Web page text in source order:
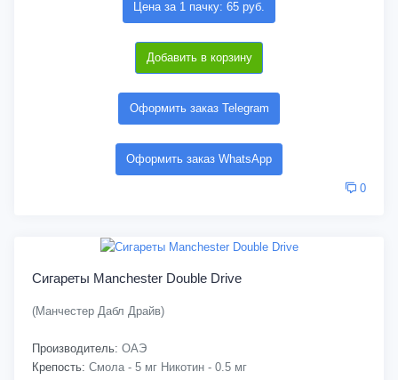
Цена за 1 пачку: 65 руб.
Добавить в корзину
Оформить заказ Telegram
Оформить заказ WhatsApp
0
Сигареты Manchester Double Drive
(Манчестер Дабл Драйв)
Производитель: ОАЭ
Крепость: Смола - 5 мг Никотин - 0.5 мг